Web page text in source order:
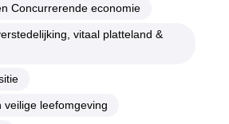
Concurrerende economie
vitaal platteland &
veilige leefomgeving